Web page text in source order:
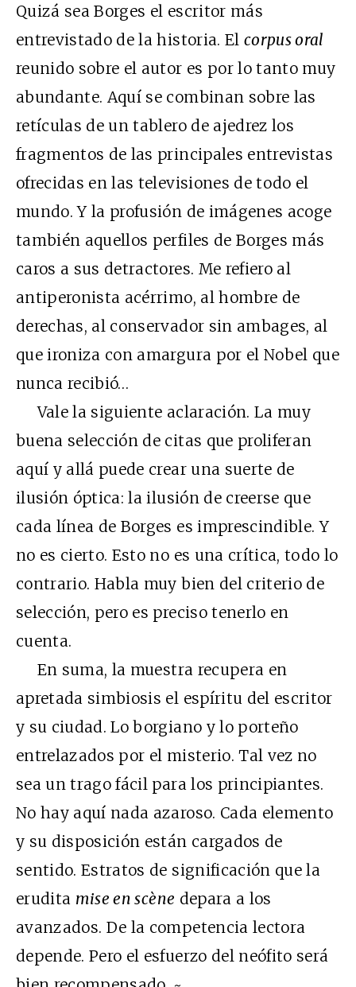
Quizá sea Borges el escritor más
entrevistado de la historia. El corpus oral
reunido sobre el autor es por lo tanto muy
abundante. Aquí se combinan sobre las
retículas de un tablero de ajedrez los
fragmentos de las principales entrevistas
ofrecidas en las televisiones de todo el
mundo. Y la profusión de imágenes acoge
también aquellos perfiles de Borges más
caros a sus detractores. Me refiero al
antiperonista acérrimo, al hombre de
derechas, al conservador sin ambages, al
que ironiza con amargura por el Nobel que
nunca recibió…
Vale la siguiente aclaración. La muy
buena selección de citas que proliferan
aquí y allá puede crear una suerte de
ilusión óptica: la ilusión de creerse que
cada línea de Borges es imprescindible. Y
no es cierto. Esto no es una crítica, todo lo
contrario. Habla muy bien del criterio de
selección, pero es preciso tenerlo en
cuenta.
En suma, la muestra recupera en
apretada simbiosis el espíritu del escritor
y su ciudad. Lo borgiano y lo porteño
entrelazados por el misterio. Tal vez no
sea un trago fácil para los principiantes.
No hay aquí nada azaroso. Cada elemento
y su disposición están cargados de
sentido. Estratos de significación que la
erudita mise en scène depara a los
avanzados. De la competencia lectora
depende. Pero el esfuerzo del neófito será